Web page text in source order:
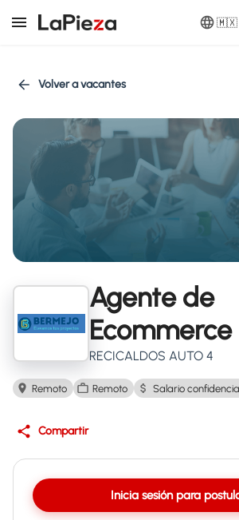
🇲🇽
Volver a vacantes
Agente de
Ecommerce
RECICALDOS AUTO 4
Remoto Remoto Salario
Compartir
Inicia sesión para